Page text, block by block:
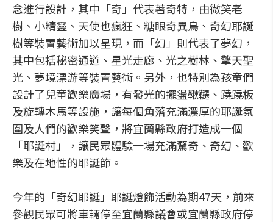
念進行設計，其中「奇」代表著奇特，由微笑老
樹、小精靈、天使也瘋狂、糖眼奇異鳥、奇幻耶誕
樹等裝置藝術加以呈現，而「幻」則代表了夢幻，
其中包括秘密通道、星光走廊、光之樹林、擎天聖
光、夢境漂游等裝置藝術。另外，也特別為孩童們
設計了兒童歡樂廣場，有發光的擺盪鞦韆、蹺蹺板
及旋轉木馬等設施，讓每個角落充滿濃厚的耶誕氛
圍及人們的歡樂笑聲，將宜蘭縣政府打造成一個
「耶誕村」，讓民眾體驗一場充滿驚奇、奇幻、歡
樂及在地性的耶誕節。
今年的「奇幻耶誕」耶誕燈飾活動為期47天，前來
參觀民眾可將車輛停至宜蘭縣議會或宜蘭縣政府停